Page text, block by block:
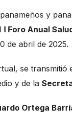
y
I Foro Anual
de abril de 2025.
se transmitió
y de la
Ortega